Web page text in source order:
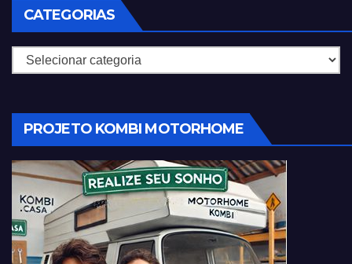
CATEGORIAS
Categorias
PROJETO KOMBI MOTORHOME